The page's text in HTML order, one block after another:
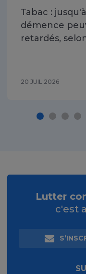
Tabac :
démence
retardés,
20 JUIL 2026
Lutter
c'est